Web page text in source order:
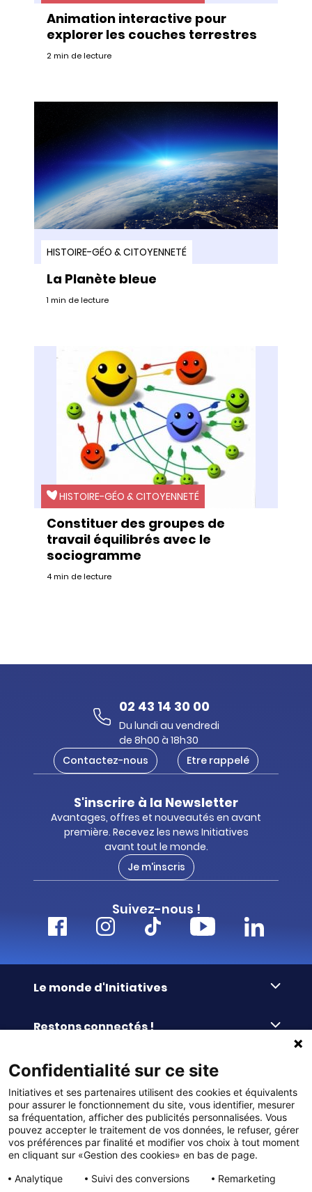
Animation interactive pour
explorer les couches terrestres
2 min de lecture
HISTOIRE-GÉO & CITOYENNETÉ
La Planète bleue
1 min de lecture
HISTOIRE-GÉO & CITOYENNETÉ
Constituer des groupes de
travail équilibrés avec le
sociogramme
4 min de lecture
02 43 14 30 00
Du lundi au vendredi
de 8h00 à 18h30
Contactez-nous
Etre rappelé
S'inscrire à la Newsletter
Avantages, offres et nouveautés en avant
première. Recevez les news Initiatives
avant tout le monde.
Je m'inscris
Suivez-nous !
Le monde d'Initiatives
Le Fond’Actions Initiatives
Enquête de satisfaction
Restons connectés !
Le blog
La newsletter
Commander facilement
Commande par référence
Catalogues à télécharger
Panier
La livraison
Le paiement
Services & FAQ
Reprise des invendus
Paiement différé sans frais
100% Satisfait ou Remboursé
Liens pratiques
© DMP Initiatives 10 avenue Georges Auric - 72021
LE MANS CEDEX 2
Initiatives est le spécialiste français des solutions de
Confidentialité sur ce site
Initiatives et ses partenaires utilisent des cookies et équivalents
pour assurer le fonctionnement du site, vous identifier, mesurer
sa fréquentation, afficher des publicités personnalisées. Vous
pouvez accepter le traitement de vos données, le refuser, gérer
vos préférences par finalité et modifier vos choix à tout moment
en cliquant sur «Gestion des cookies» en bas de page.
Analytique
Suivi des conversions
Remarketing